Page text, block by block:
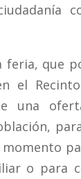
feria, que
el
una
o para